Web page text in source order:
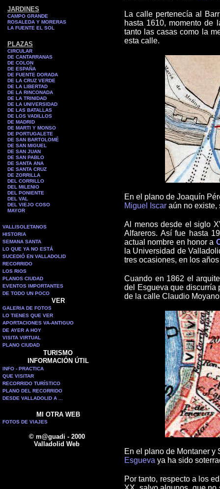
JARDINES
CAMPO GRANDE
ROSALEDA Y MORERAS
LA FUENTE EL SOL
PLAZAS
CIRCULAR
DE CANTARRANAS
DE COLON
DE ESPAÑA
DE FUENTE DORADA
DE LA CRUZ VERDE
DE LA LIBERTAD
DE LA RINCONADA
DE LA TRINIDAD
DE LA UNIVERSIDAD
DE LAS BATALLAS
DE LOS VADILLOS
DE MADRID
DE MARTI Y MONSO
DE PORTUGALETE
DE SAN BARTOLOMÉ
DE SAN MIGUEL
DE SAN JUAN
DE SAN PABLO
DE SANTA ANA
DE SANTA CRUZ
DE ZORRILLA
DEL CORRILLO
DEL MILENIO
DEL PONIENTE
DEL VAL
DEL VIEJO COSO
MAYOR
VALLISOLETANOS
HISTORIA
SEMANA SANTA
LO QUE YA NO ESTÁ
SUCEDIÓ EN VALLADOLID
RECORRIDO
LOS RIOS
PLANOS CIUDAD
EVENTOS IMPORTANTES
DE TODO UN POCO
VER
GALERIA DE FOTOS
LO TIENES QUE VER
APORTACIONES VA-ANTIGUO
DE AYER A HOY
VISITA VIRTUAL
PLANO CIUDAD
TURISMO
INFORMACIÓN ÚTIL
INFO - PRACTICA
QUE VISITAR
RECORRIDO TURÍSTICO
PLANO DEL RECORRIDO
DESDE VALLADOLID A ...
MI OTRA WEB
FOTOS DE VIAJES
© m@guadi - 2000
Valladolid Web
La calle pertenecía al
hasta 1610, momento de
tanto las casas como la
esta calle.
En el plano de Joaquín
Miguel Iscar aún no
Al menos desde el siglo
Alfareros. Así fue hasta
actual nombre en honor a
la Universidad de
tres ocasiones, en los
Cuando en 1862 el
del Esgueva que discurría
de la calle Claudio Moyano
En el plano de Montaner y
Esgueva ya ha sido
Por tanto, respecto a los